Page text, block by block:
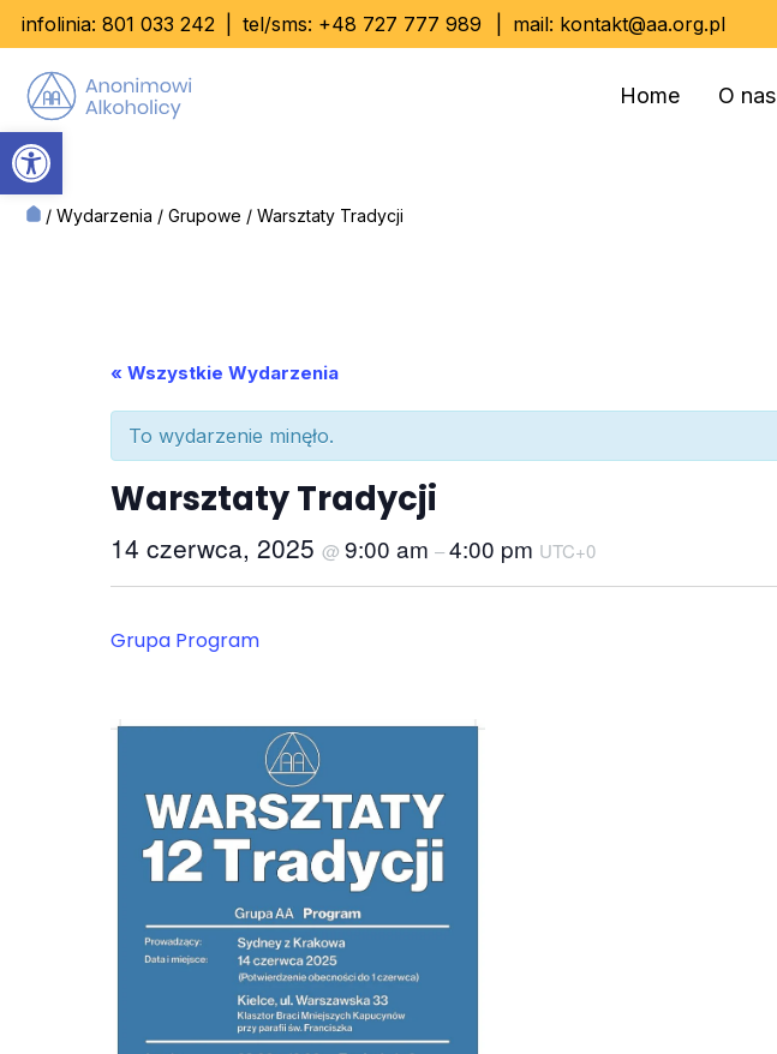
Otwórz pasek narzędzi
Skip
to
content
infolinia: 801 033 242 tel/sms: +48 727 777 989 mail: kontakt@aa.org.pl
Home O nas
/ Wydarzenia / Grupowe / Warsztaty Tradycji
« Wszystkie Wydarzenia
To wydarzenie minęło.
Warsztaty Tradycji
14 czerwca, 2025 @ 9:00 am –4:00 pm UTC+0
Grupa Program